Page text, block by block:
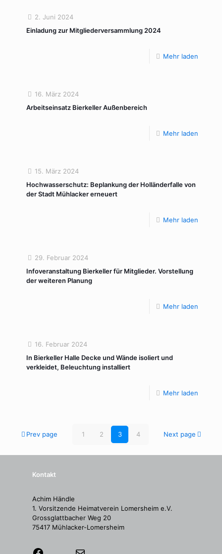
2. Juni 2024
Einladung zur Mitgliederversammlung 2024
Mehr laden
16. März 2024
Arbeitseinsatz Bierkeller Außenbereich
Mehr laden
15. März 2024
Hochwasserschutz: Beplankung der Holländerfalle von
der Stadt Mühlacker erneuert
Mehr laden
29. Februar 2024
Infoveranstaltung Bierkeller für Mitglieder. Vorstellung
der weiteren Planung
Mehr laden
16. Februar 2024
In Bierkeller Halle Decke und Wände isoliert und
verkleidet, Beleuchtung installiert
Mehr laden
Prev page 1 2 3 4 Next page
Kontakt
Achim Händle
1. Vorsitzende Heimatverein Lomersheim e.V.
Grossglattbacher Weg 20
75417 Mühlacker-Lomersheim